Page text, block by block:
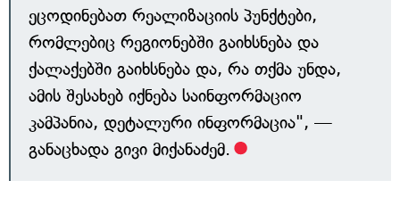
ეცოდინებათ რეალიზაციის პუნქტები,
რომლებიც რეგიონებში გაიხსნება და
ქალაქებში გაიხსნება და, რა თქმა უნდა,
ამის შესახებ იქნება საინფორმაციო
კამპანია, დეტალური ინფორმაცია", —
განაცხადა გივი მიქანაძემ.